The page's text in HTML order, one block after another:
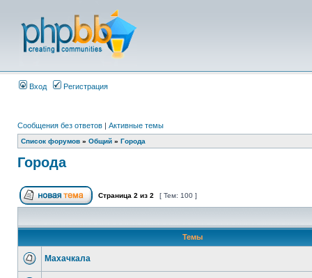
Вход Регистрация
Сообщения без ответов | Активные темы
Список форумов » Общий » Города
Города
Страница 2 из 2 [ Тем: 100 ]
Темы
Махачкала